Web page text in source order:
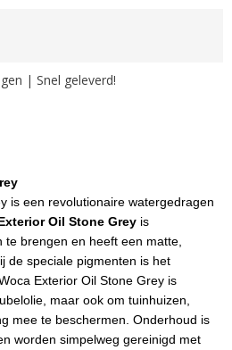
is een revolutionaire watergedragen
Oil Stone Grey is
brengen en heeft een matte,
de speciale pigmenten is het
Exterior Oil Stone Grey is
maar ook om tuinhuizen,
mee te beschermen. Onderhoud is
worden simpelweg gereinigd met
| Snel geleverd!